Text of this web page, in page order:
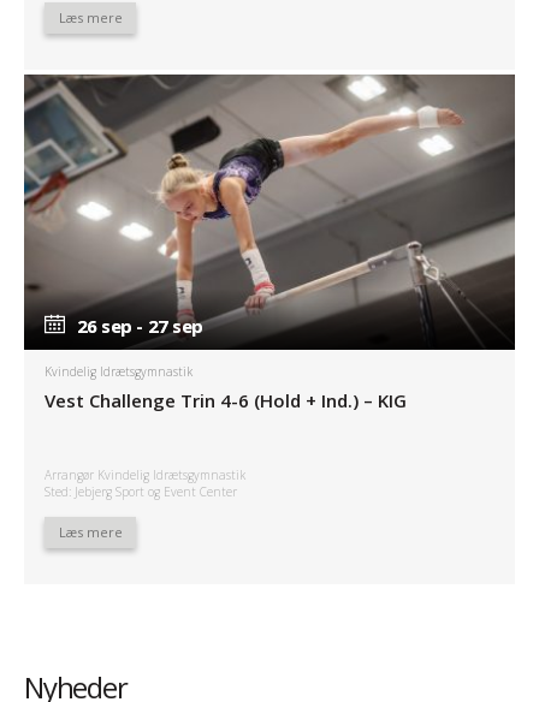
Læs mere
26 sep - 27 sep
26 sep - 27 sep
Kvindelig Idrætsgymnastik
Vest Challenge Trin 4-6 (Hold + Ind.) – KIG
Arrangør Kvindelig Idrætsgymnastik
Sted: Jebjerg Sport og Event Center
Læs mere
Nyheder